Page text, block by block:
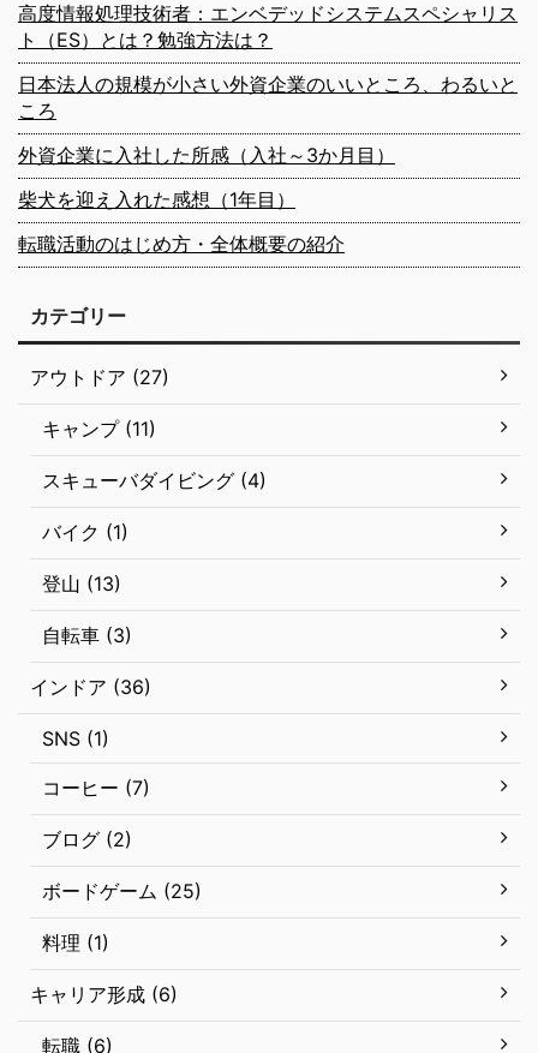
高度情報処理技術者：エンベデッドシステムスペシャリス
ト（ES）とは？勉強方法は？
日本法人の規模が小さい外資企業のいいところ、わるいと
ころ
外資企業に入社した所感（入社～3か月目）
柴犬を迎え入れた感想（1年目）
転職活動のはじめ方・全体概要の紹介
カテゴリー
アウトドア (27)
キャンプ (11)
スキューバダイビング (4)
バイク (1)
登山 (13)
自転車 (3)
インドア (36)
SNS (1)
コーヒー (7)
ブログ (2)
ボードゲーム (25)
料理 (1)
キャリア形成 (6)
転職 (6)